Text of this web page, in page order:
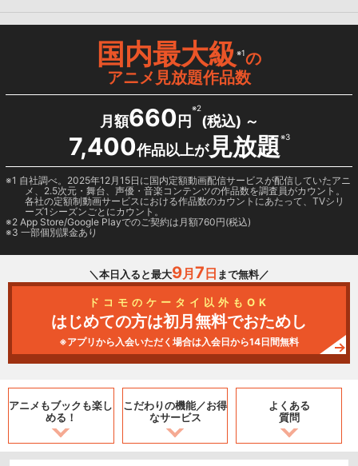
国内最大級※1の
アニメ見放題作品数
月額660 円
※2
(税込) ～
7,400作品以上が見放題※3
1 自社調べ。2025年12月15日に国内定額動画配信サービスが配信していたアニ
メ、2.5次元・舞台、声優・音楽コンテンツの作品数を調査員がカウント。
各社の定額制動画サービスにおける作品数のカウントにあたって、TVシリ
ーズ1シーズンごとにカウント。
2 App Store/Google Playでのご契約は月額760円(税込)
3 一部個別課金あり
＼本日入ると最大9月 7 日 まで無料／
ドコモのケータイ以外もOK
はじめての方は初月無料でおためし
※アプリから入会いただく場合は入会日から14日間無料
アニメもブックも楽し
める！
こだわりの機能／お得
なサービス
よくある
質問